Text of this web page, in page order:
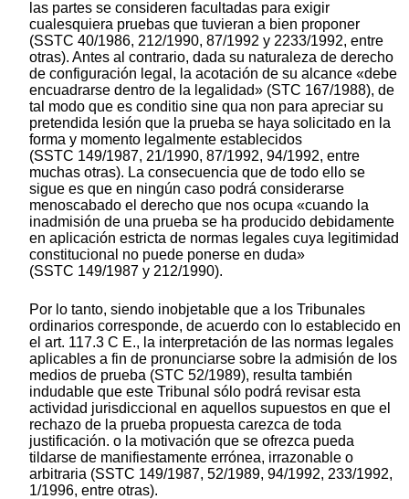
las partes se consideren facultadas para exigir
cualesquiera pruebas que tuvieran a bien proponer
(SSTC 40/1986, 212/1990, 87/1992 y 2233/1992, entre
otras). Antes al contrario, dada su naturaleza de derecho
de configuración legal, la acotación de su alcance «debe
encuadrarse dentro de la legalidad» (STC 167/1988), de
tal modo que es conditio sine qua non para apreciar su
pretendida lesión que la prueba se haya solicitado en la
forma y momento legalmente establecidos
(SSTC 149/1987, 21/1990, 87/1992, 94/1992, entre
muchas otras). La consecuencia que de todo ello se
sigue es que en ningún caso podrá considerarse
menoscabado el derecho que nos ocupa «cuando la
inadmisión de una prueba se ha producido debidamente
en aplicación estricta de normas legales cuya legitimidad
constitucional no puede ponerse en duda»
(SSTC 149/1987 y 212/1990).
Por lo tanto, siendo inobjetable que a los Tribunales
ordinarios corresponde, de acuerdo con lo establecido en
el art. 117.3 C E., la interpretación de las normas legales
aplicables a fin de pronunciarse sobre la admisión de los
medios de prueba (STC 52/1989), resulta también
indudable que este Tribunal sólo podrá revisar esta
actividad jurisdiccional en aquellos supuestos en que el
rechazo de la prueba propuesta carezca de toda
justificación. o la motivación que se ofrezca pueda
tildarse de manifiestamente errónea, irrazonable o
arbitraria (SSTC 149/1987, 52/1989, 94/1992, 233/1992,
1/1996, entre otras).